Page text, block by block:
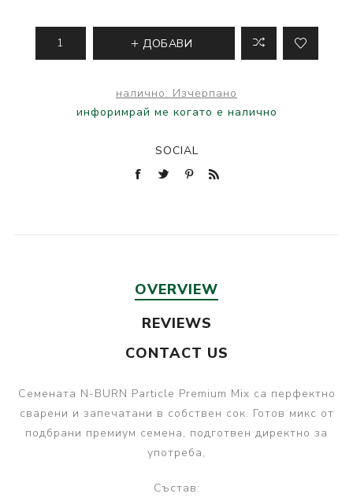
ДОБАВИ
налично: Изчерпано
инфоримрай ме когато е налично
SOCIAL
OVERVIEW
REVIEWS
CONTACT US
Семената N-BURN Particle Premium Mix са перфектно
сварени и запечатани в собствен сок. Готов микс от
подбрани премиум семена, подготвен директно за
употреба,
Състав: